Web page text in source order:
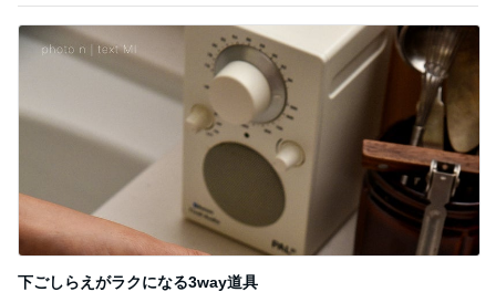
下ごしらえがラクになる3way道具